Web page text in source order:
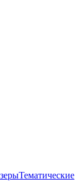
Тематические